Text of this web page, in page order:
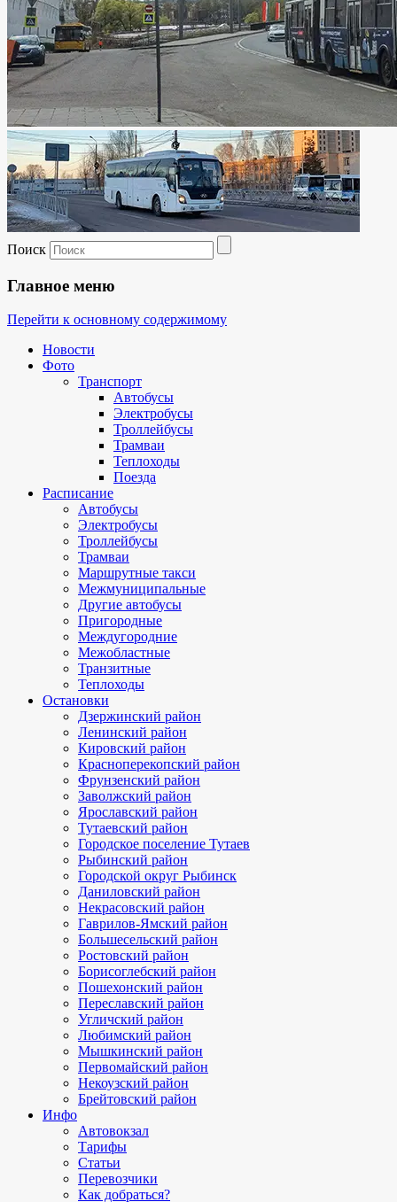
Поиск
Главное меню
Перейти к основному содержимому
Новости
Фото
Транспорт
Автобусы
Электробусы
Троллейбусы
Трамваи
Теплоходы
Поезда
Расписание
Автобусы
Электробусы
Троллейбусы
Трамваи
Маршрутные такси
Межмуниципальные
Другие автобусы
Пригородные
Междугородние
Межобластные
Транзитные
Теплоходы
Остановки
Дзержинский район
Ленинский район
Кировский район
Красноперекопский район
Фрунзенский район
Заволжский район
Ярославский район
Тутаевский район
Городское поселение Тутаев
Рыбинский район
Городской округ Рыбинск
Даниловский район
Некрасовский район
Гаврилов-Ямский район
Большесельский район
Ростовский район
Борисоглебский район
Пошехонский район
Переславский район
Угличский район
Любимский район
Мышкинский район
Первомайский район
Некоузский район
Брейтовский район
Инфо
Автовокзал
Тарифы
Статьи
Перевозчики
Как добраться?